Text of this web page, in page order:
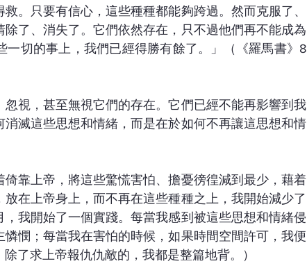
。只要有信心，這些種種都能夠跨過。然而克服了、
了、消失了。它們依然存在，只不過他們再不能成為
一切的事上，我們已經得勝有餘了。」（《羅馬書》8
視，甚至無視它們的存在。它們已經不能再影響到我
滅這些思想和情緒，而是在於如何不再讓這思想和情
靠上帝，將這些驚慌害怕、擔憂徬徨減到最少，藉着
在上帝身上，而不再在這些種種之上，我開始減少了
我開始了一個實踐。每當我感到被這些思想和情緒侵
憫；每當我在害怕的時候，如果時間空間許可，我便
了求上帝報仇仇敵的，我都是整篇地背。）